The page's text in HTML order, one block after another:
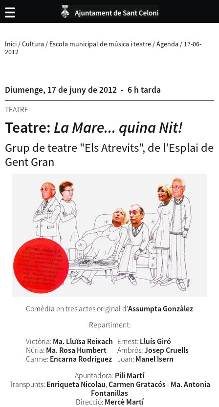
Inici /Cultura / Escola municipal de música i teatre /Agenda / 17-06-
2012
Diumenge, 17de junyde2012 - 6 h tarda
TEATRE
Teatre: La Mare... quina Nit!
Grup de teatre "Els Atrevits", de l'Esplai de
Gent Gran
Comèdia en tres actes original d'Assumpta Gonzàlez
Repartiment:
Victòria: Ma. Lluïsa Reixach Ernest: Lluís Giró
Núria: Ma. Rosa Humbert Ambròs:Josep Cruells
Carme: Encarna Rodríguez Joan: Manel Isern
Apuntadora: Pili Martí
Transpunts: Enriqueta Nicolau,Carmen Gratacósi Ma. Antonia
Fontanillas
Direcció: Mercè Martí